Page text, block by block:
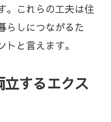
。これらの工夫は住
らしにつながるた
と言えます。
するエクス